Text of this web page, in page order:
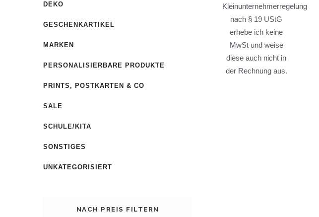
Kleinunternehmerregelung
nach § 19 UStG
erhebe ich keine
MwSt und weise
diese auch nicht in
der Rechnung aus.
DEKO
GESCHENKARTIKEL
MARKEN
PERSONALISIERBARE PRODUKTE
PRINTS, POSTKARTEN & CO
SALE
SCHULE/KITA
SONSTIGES
UNKATEGORISIERT
NACH PREIS FILTERN